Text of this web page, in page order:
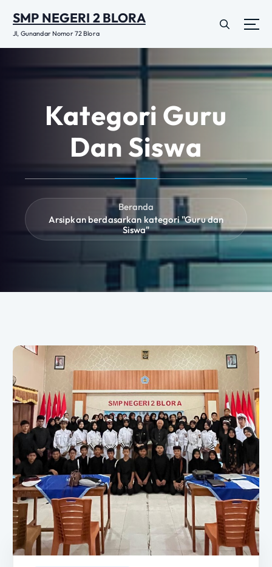
a
SMP NEGERI 2 BLORA
Jl, Gunandar Nomor 72 Blora
Kategori Guru
Dan Siswa
Beranda
Arsipkan berdasarkan kategori "Guru dan
Siswa"